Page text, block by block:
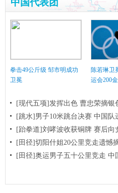
中国代表团
拳击49公斤级 邹市明成功
卫冕
陈若琳卫
运会200
[现代五项]发挥出色 曹忠荣摘银
[跳水]男子10米跳台决赛 中国队
[跆拳道]刘哮波收获铜牌 赛后向
[田径]切阳什姐20公里竞走遗憾
[田径]奥运男子五十公里竞走 中